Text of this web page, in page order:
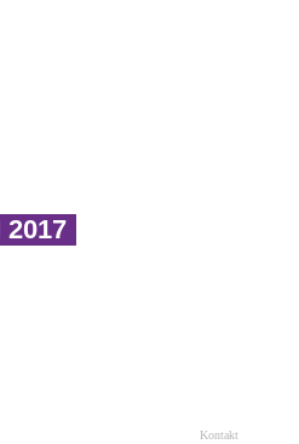
2017
Kontakt